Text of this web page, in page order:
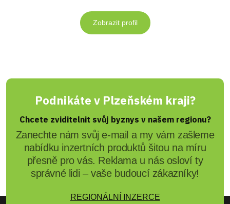
Zobrazit profil
Podnikáte v Plzeňském kraji?
Chcete zviditelnit svůj byznys v našem regionu?
Zanechte nám svůj e-mail a my vám zašleme
nabídku inzertních produktů šitou na míru
přesně pro vás. Reklama u nás osloví ty
správné lidi – vaše budoucí zákazníky!
REGIONÁLNÍ INZERCE